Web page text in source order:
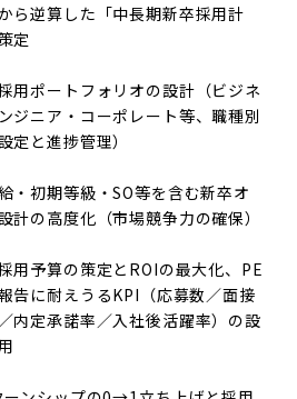
ら逆算した「中長期新卒採用計
定
用ポートフォリオの設計（ビジネ
ジニア・コーポレート等、職種別
定と進捗管理）
・初期等級・SO等を含む新卒オ
計の高度化（市場競争力の確保）
用予算の策定とROIの最大化、PE
告に耐えうるKPI（応募数／面接
内定承諾率／入社後活躍率）の設